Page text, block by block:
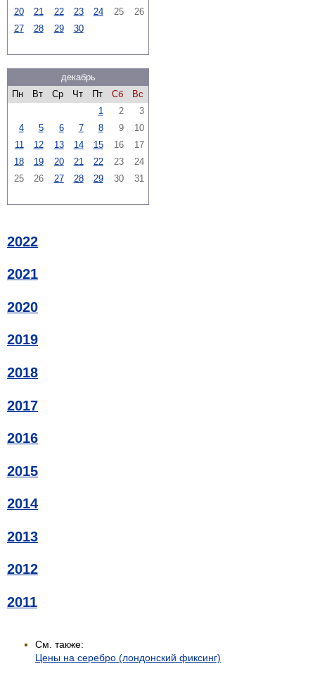
20 21 22 23 24 25
26
27
28 29 30
декабрь
Пн
Вт Ср Чт Пт Сб
Вс
1
2
3
4
5 6 7 8 9
10
11
12 13 14 15 16
17
18
19 20 21 22 23
24
25
26 27 28 29 30 31
2022
2021
2020
2019
2018
2017
2016
2015
2014
2013
2012
2011
См. также:
Цены на серебро (лондонский фиксинг)